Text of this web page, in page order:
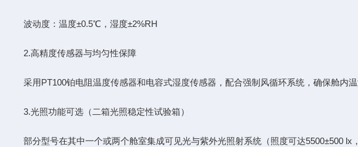
波动度：温度±0.5℃，湿度±2%RH
2.高精度传感器与均匀性保障
采用PT100铂电阻温度传感器和电容式湿度传感器，配合强制风循环系统，确保舱内
3.光照功能可选（二箱光照稳定性试验箱）
部分型号在其中一个或两个舱室集成可见光与紫外光照射系统（照度可达5500±500 lx